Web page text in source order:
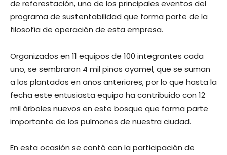
de reforestación, uno de los principales eventos del
programa de sustentabilidad que forma parte de la
filosofía de operación de esta empresa.
Organizados en 11 equipos de 100 integrantes cada
uno, se sembraron 4 mil pinos oyamel, que se suman
a los plantados en años anteriores, por lo que hasta la
fecha este entusiasta equipo ha contribuido con 12
mil árboles nuevos en este bosque que forma parte
importante de los pulmones de nuestra ciudad.
En esta ocasión se contó con la participación de